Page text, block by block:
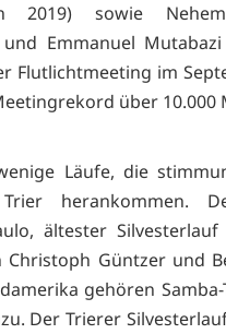
2019) sowie
Emmanuel
Flutlichtmeeting im
über 10.000
Läufe, die
herankommen.
ältester
Christoph Güntzer und
gehören
Der Trierer